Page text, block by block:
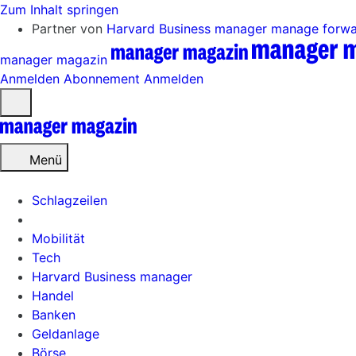
Zum Inhalt springen
Partner von Harvard Business manager manage
manager magazin
Anmelden Abonnement Anmelden
öffnen
Menü
Schlagzeilen
Mobilität
Tech
Harvard Business manager
Handel
Banken
Geldanlage
Börse